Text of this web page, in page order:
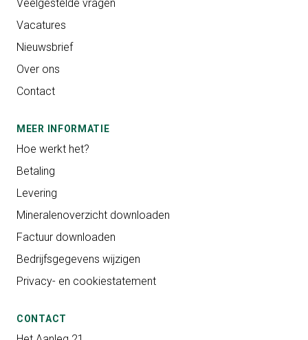
Veelgestelde vragen
Vacatures
Nieuwsbrief
Over ons
Contact
MEER INFORMATIE
Hoe werkt het?
Betaling
Levering
Mineralenoverzicht downloaden
Factuur downloaden
Bedrijfsgegevens wijzigen
Privacy- en cookiestatement
CONTACT